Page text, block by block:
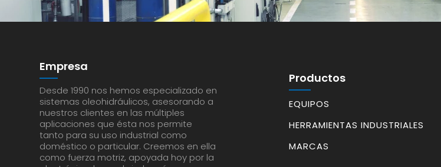
Empresa
Desde 1990 nos hemos especializado en
sistemas oleohidráulicos, asesorando a
nuestros clientes en las múltiples
aplicaciones que ésta nos permite
tanto para su uso industrial como
doméstico o particular. Creemos en ella
como fuerza motriz, apoyada hoy por la
Productos
EQUIPOS
HERRAMIENTAS INDUSTRIALES
MARCAS